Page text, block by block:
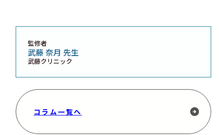
監修者
武藤 奈月 先生
武藤クリニック
コラム一覧へ